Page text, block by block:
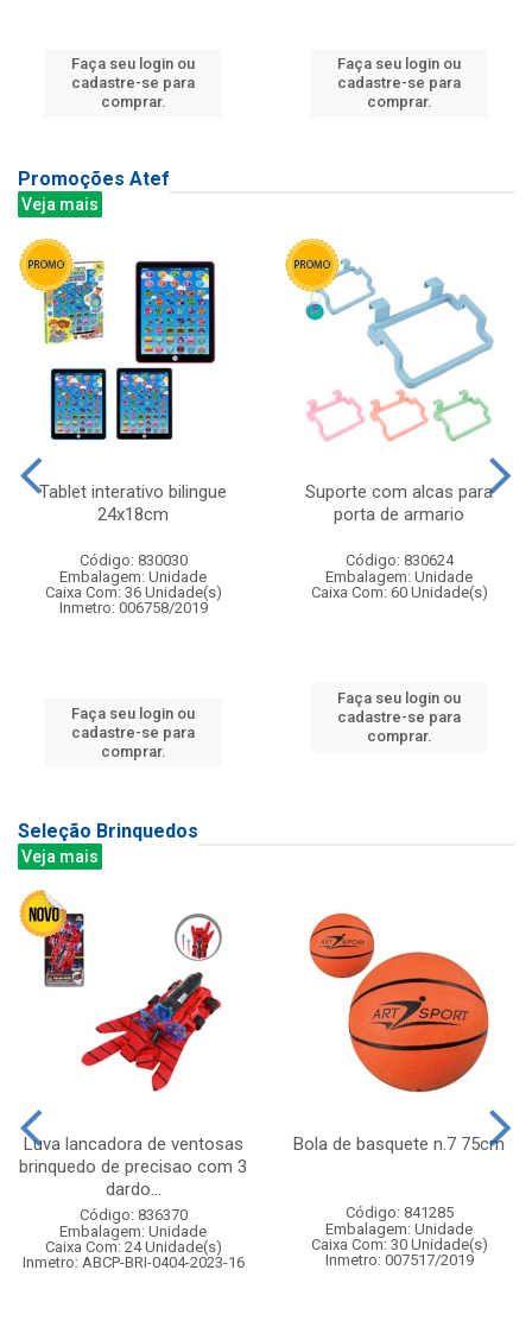
Faça seu login ou
cadastre-se para
comprar.
Faça seu login ou
cadastre-se para
comprar.
Promoções Atef
Veja mais
Tablet interativo bilingue
24x18cm
Código: 830030
Embalagem: Unidade
Caixa Com: 36 Unidade(s)
Inmetro: 006758/2019
Faça seu login ou
cadastre-se para
comprar.
Suporte com alcas para
porta de armario
Código: 830624
Embalagem: Unidade
Caixa Com: 60 Unidade(s)
Faça seu login ou
cadastre-se para
comprar.
Seleção Brinquedos
Veja mais
Luva lancadora de ventosas
brinquedo de precisao com 3
dardo...
Código: 836370
Embalagem: Unidade
Caixa Com: 24 Unidade(s)
Inmetro: ABCP-BRI-0404-2023-16
Bola de basquete n.7 75cm
Código: 841285
Embalagem: Unidade
Caixa Com: 30 Unidade(s)
Inmetro: 007517/2019